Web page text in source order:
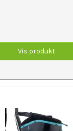
Vis produkt